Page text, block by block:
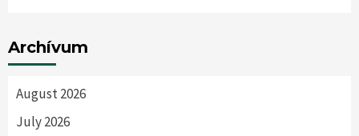
Archívum
August 2026
July 2026